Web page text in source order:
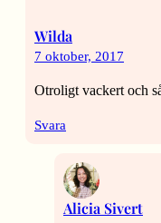
Wilda
7 oktober, 2017
Otroligt vackert och
Svara
Alicia Sivert